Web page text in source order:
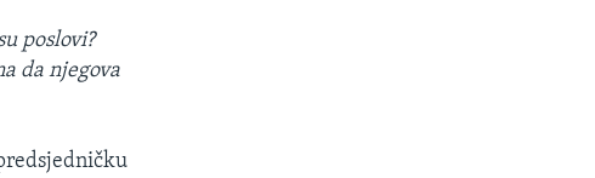
poslovi?
da njegova